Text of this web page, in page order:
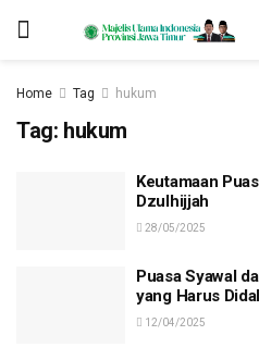
Home Tag hukum
Tag: hukum
Keutamaan
Dzulhijjah
28/05/2025
Puasa Syawal
yang Harus
12/04/2025